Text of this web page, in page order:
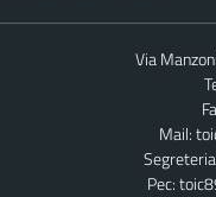
Via
Mail:
Pec: